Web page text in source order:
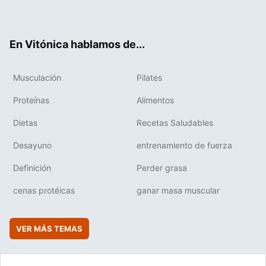
En Vitónica hablamos de...
Musculación Pilates
Proteínas Alimentos
Dietas Recetas Saludables
Desayuno entrenamiento de fuerza
Definición Perder grasa
cenas protéicas ganar masa muscular
VER MÁS TEMAS